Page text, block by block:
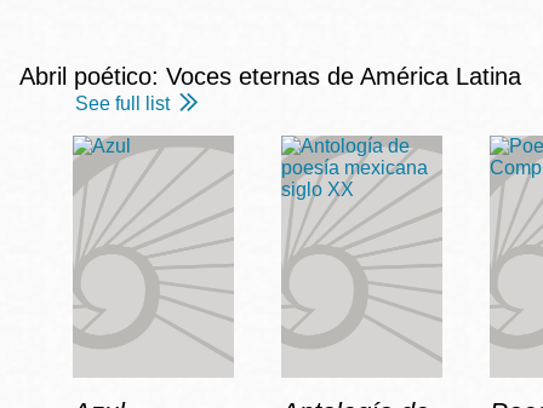
Abril poético: Voces eternas de América Latina
See full list